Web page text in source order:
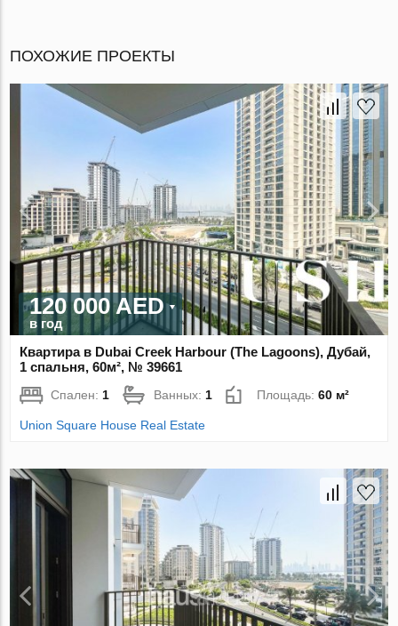
ПОХОЖИЕ ПРОЕКТЫ
120 000 AED
в год
Квартира в Dubai Creek Harbour (The Lagoons), Дубай,
1 спальня, 60м², № 39661
Спален:1 Ванных:1 Площадь:60 м²
Union Square House Real Estate